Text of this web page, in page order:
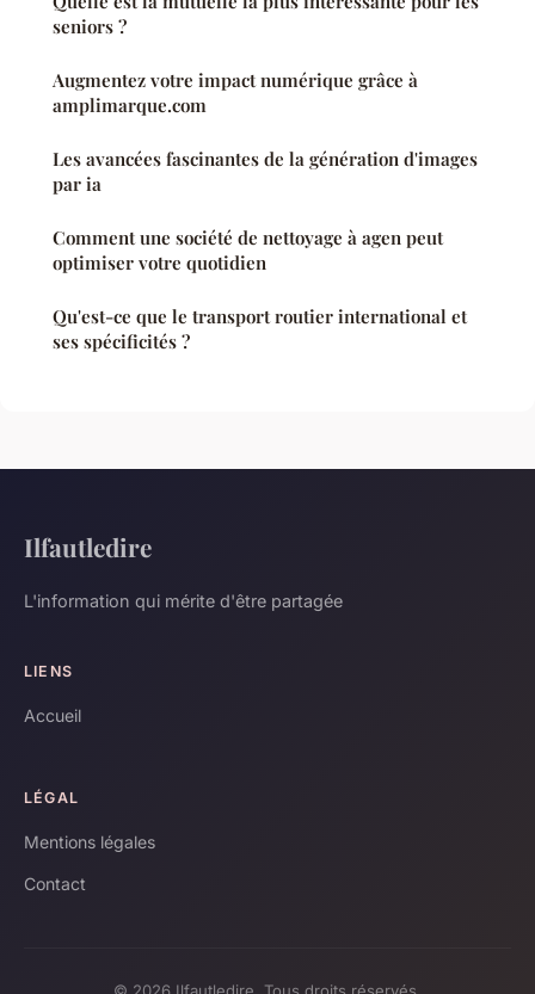
seniors ?
Augmentez votre impact numérique grâce à
amplimarque.com
Les avancées fascinantes de la génération d'images
par ia
Comment une société de nettoyage à agen peut
optimiser votre quotidien
Qu'est-ce que le transport routier international et
ses spécificités ?
Ilfautledire
L'information qui mérite d'être partagée
LIENS
Accueil
LÉGAL
Mentions légales
Contact
© 2026 Ilfautledire. Tous droits réservés.